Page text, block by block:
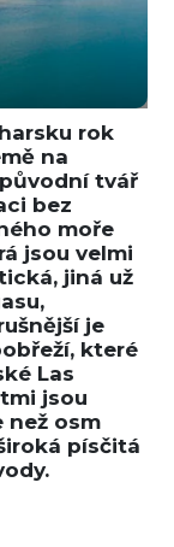
rok
na
tvář
bez
moře
jsou velmi
jiná už
je
které
Las
jsou
než osm
písčitá